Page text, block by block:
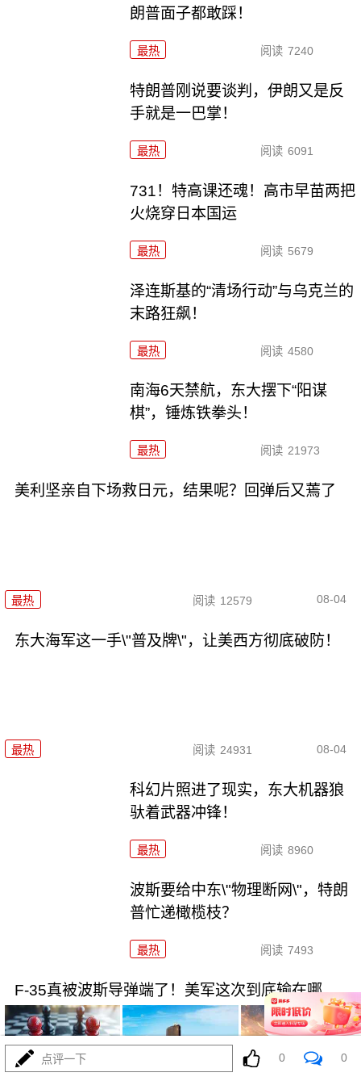
朗普面子都敢踩！
最热 阅读 7240
特朗普刚说要谈判，伊朗又是反
手就是一巴掌！
最热 阅读 6091
731！特高课还魂！高市早苗两把
火烧穿日本国运
最热 阅读 5679
泽连斯基的“清场行动”与乌克兰的
末路狂飙！
最热 阅读 4580
南海6天禁航，东大摆下“阳谋
棋”，锤炼铁拳头！
最热 阅读 21973
美利坚亲自下场救日元，结果呢？回弹后又蔫了
最热 阅读 12579 08-04
东大海军这一手\"普及牌\"，让美西方彻底破防！
最热 阅读 24931 08-04
科幻片照进了现实，东大机器狼
驮着武器冲锋！
最热 阅读 8960
波斯要给中东\"物理断网\"，特朗
普忙递橄榄枝？
最热 阅读 7493
F-35真被波斯导弹端了！美军这次到底输在哪
点评一下 0 0